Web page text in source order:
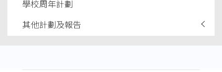
學校周年計劃
其他計劃及報告